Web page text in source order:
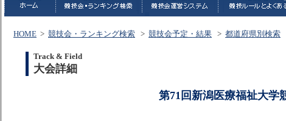
HOME > 競技会・ランキング検索 > 競技会予定・結果 > 都道府県別検索
Track & Field
大会詳細
第71回新潟医療福祉大学